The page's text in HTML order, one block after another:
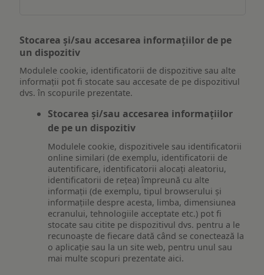
Stocarea și/sau accesarea informațiilor de pe
un dispozitiv
Modulele cookie, identificatorii de dispozitive sau alte
informații pot fi stocate sau accesate de pe dispozitivul
dvs. în scopurile prezentate.
Stocarea și/sau accesarea informațiilor
de pe un dispozitiv
Modulele cookie, dispozitivele sau identificatorii
online similari (de exemplu, identificatorii de
autentificare, identificatorii alocați aleatoriu,
identificatorii de rețea) împreună cu alte
informații (de exemplu, tipul browserului și
informațiile despre acesta, limba, dimensiunea
ecranului, tehnologiile acceptate etc.) pot fi
stocate sau citite pe dispozitivul dvs. pentru a le
recunoaște de fiecare dată când se conectează la
o aplicație sau la un site web, pentru unul sau
mai multe scopuri prezentate aici.